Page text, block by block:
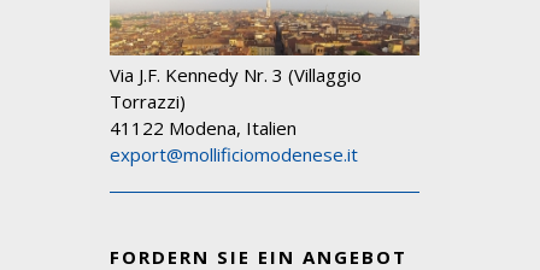
Via J.F. Kennedy Nr. 3 (Villaggio
Torrazzi)
41122 Modena, Italien
export@mollificiomodenese.it
FORDERN SIE EIN ANGEBOT